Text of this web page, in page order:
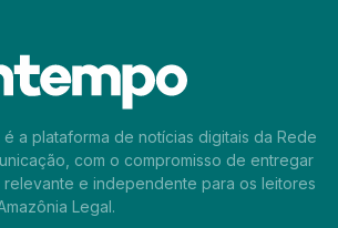
é a plataforma de notícias digitais da Rede
com o compromisso de entregar
e independente para os leitores
Legal.